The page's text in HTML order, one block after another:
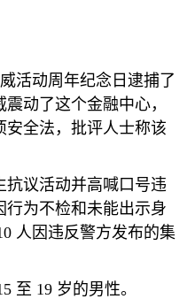
活动周年纪念日逮捕了
动了这个金融中心，
安全法，批评人士称该
议活动并高喊口号违
行为不检和未能出示身
人因违反警方发布的集
至 19 岁的男性。